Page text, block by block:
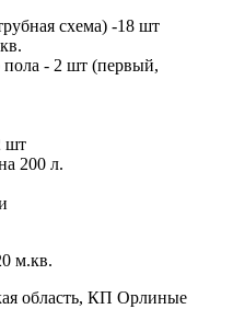
схема) -18 шт
- 2 шт (первый,
шт
200 л.
м.кв.
область, КП Орлиные